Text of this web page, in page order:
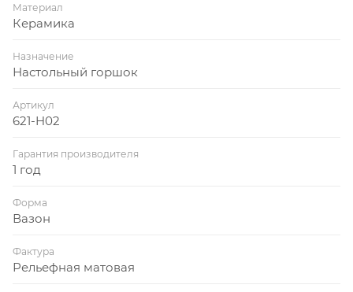
Материал
Керамика
Назначение
Настольный горшок
Артикул
621-H02
Гарантия производителя
1 год
Форма
Вазон
Фактура
Рельефная матовая